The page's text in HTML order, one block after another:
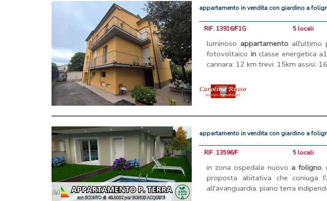
appartamento in vendita con giardino a
RIF. 13916/F1G 5 locali
luminoso appartamento all'ultimo
fotovoltaico inclasse energetica
cannara: 12 km trevi: 15km assisi:
appartamento in vendita con giardino a
RIF. 13596/F
5 locali
in zona ospedale nuovo a foligno,
proposta abitativa che coniuga
all'avanguardia. piano terra